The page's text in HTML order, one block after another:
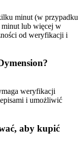
minut (w przypadku
minut lub więcej w
od weryfikacji i
weryfikacji
i umożliwić
aby kupić